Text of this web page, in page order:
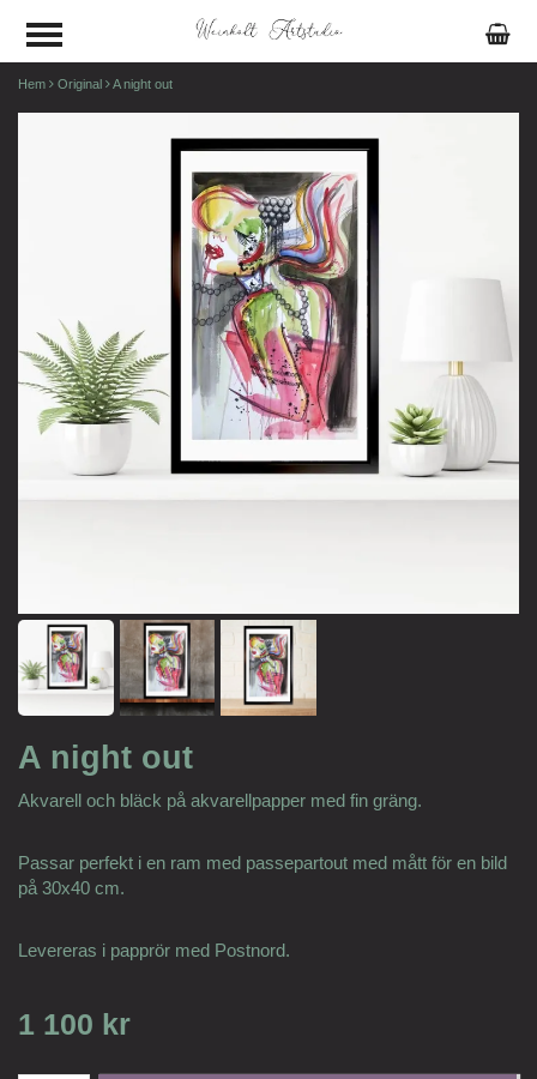
Hem Original A night out
A night out
Akvarell och bläck på akvarellpapper med fin gräng.
Passar perfekt i en ram med passepartout med mått för en bild
på 30x40 cm.
Levereras i papprör med Postnord.
1 100 kr